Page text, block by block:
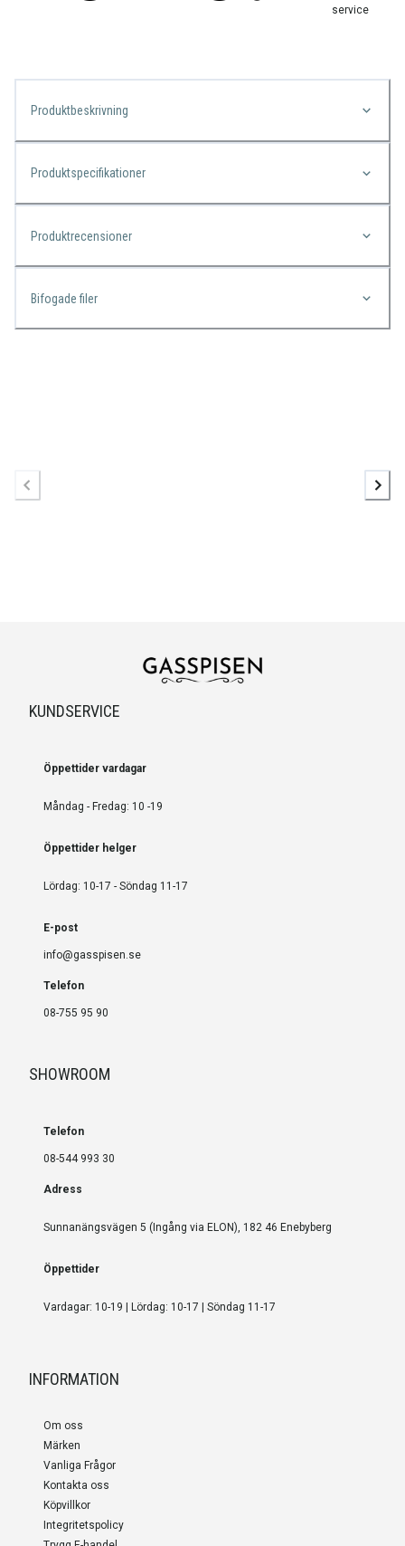
service
Produktbeskrivning
Produktspecifikationer
Produktrecensioner
Bifogade filer
KUNDSERVICE
Öppettider vardagar
Måndag - Fredag: 10 -19
Öppettider helger
Lördag: 10-17 - Söndag 11-17
E-post
info@gasspisen.se
Telefon
08-755 95 90
SHOWROOM
Telefon
08-544 993 30
Adress
Sunnanängsvägen 5 (Ingång via ELON), 182 46 Enebyberg
Öppettider
Vardagar: 10-19 | Lördag: 10-17 | Söndag 11-17
INFORMATION
Om oss
Märken
Vanliga Frågor
Kontakta oss
Köpvillkor
Integritetspolicy